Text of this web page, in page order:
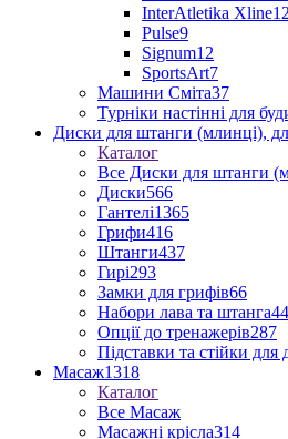
InterAtletika Xline12
Pulse9
Signum12
SportsArt7
Машини Сміта37
Турніки настінні для
Диски для штанги (млинці),
Каталог
Все Диски для штанги
Диски566
Гантелі1365
Грифи416
Штанги437
Гирі293
Замки для грифів66
Набори лава та штанга44
Опції до тренажерів287
Підставки та стійки для
Масаж1318
Каталог
Все Масаж
Масажні крісла314